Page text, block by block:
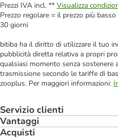
Prezzi IVA incl. ** Visualizza
Prezzo regolare = il prezzo più
30 giorni
bitiba ha il diritto di utilizzare il tuo
pubblicità diretta relativa a propri
qualsiasi momento senza sostenere
trasmissione secondo le tariffe di
zooplus. Per maggiori informazioni:
Servizio clienti
Vantaggi
Acquisti